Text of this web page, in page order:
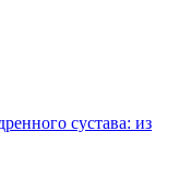
сустава: из